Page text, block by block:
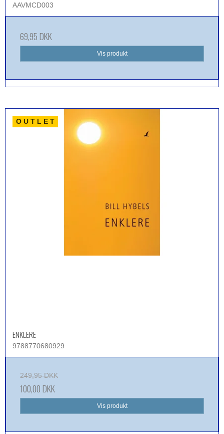
AAVMCD003
69,95 DKK
Vis produkt
O U T L E T
ENKLERE
9788770680929
249,95 DKK
100,00 DKK
Vis produkt